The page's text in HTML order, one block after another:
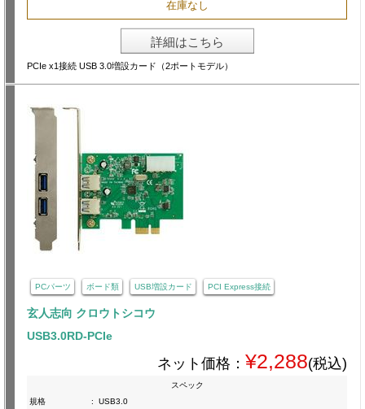
在庫なし
詳細はこちら
PCIe x1接続 USB 3.0増設カード（2ポートモデル）
PCパーツ ボード類 USB増設カード PCI Express接続
玄人志向 クロウトシコウ
USB3.0RD-PCIe
ネット価格： ¥2,288(税込)
スペック
規格
:
USB3.0